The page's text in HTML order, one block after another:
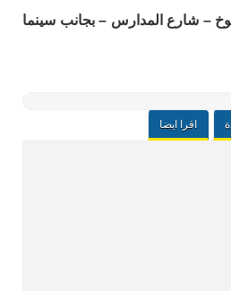
– شارع المدارس – بجانب سينما
اقرا ايضا